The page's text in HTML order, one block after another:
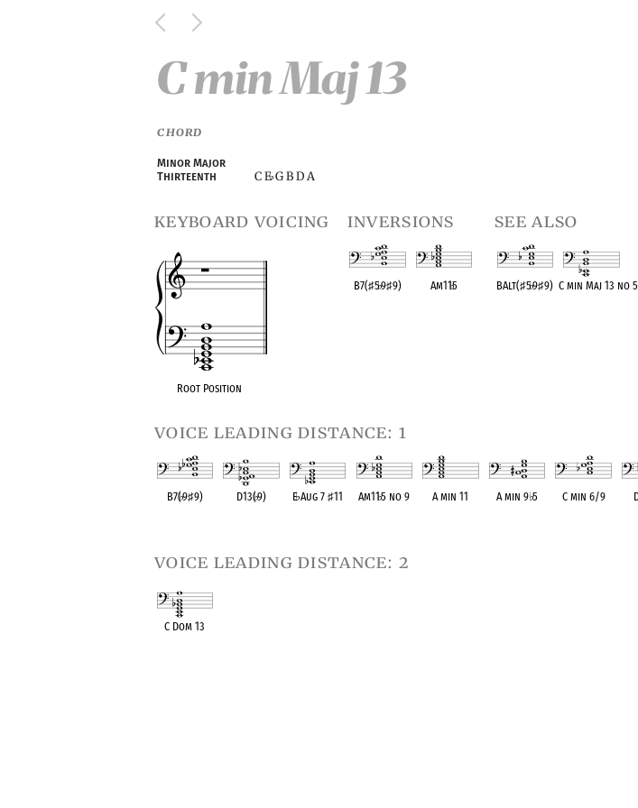
C min Maj 13
CHORD
Minor Major
Thirteenth
C E♭G B D A
keyboard voicing
Root Position
inversions
B7(♯5♭9♯9) Am11♭5
see also
BAlt(♯5♭9♯9) C min Maj 13 no 5
voice leading distance: 1
B7(♭9♯9) D13(♭9) E♭Aug 7♯11 Am11♭5 no 9 A min 11 A min 9♭5 C min 6/9
voice leading distance: 2
C Dom 13